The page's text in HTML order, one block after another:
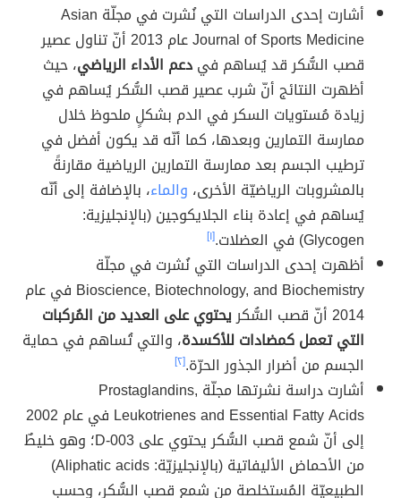
أشارت إحدى الدراسات التي نُشرت في مجلّة Asian
Journal of Sports Medicine عام 2013 أنّ تناول عصير
قصب السُّكر قد يُساهم فيدعم الأداء الرياضي، حيث
أظهرت النتائج أنّ شرب عصير قصب السُّكر يُساهم في
زيادة مُستويات السكر في الدم بشكلٍ ملحوظ خلال
ممارسة التمارين وبعدها، كما أنّه قد يكون أفضل في
ترطيب الجسم بعد ممارسة التمارين الرياضية مقارنةً
بالمشروبات الرياضيّة الأخرى، والماء، بالإضافة إلى أنّه
يُساهم في إعادة بناء الجلايكوجين (بالإنجليزية:
Glycogen) في العضلات.
[١]
أظهرت إحدى الدراسات التي نُشرت في مجلّة
Bioscience, Biotechnology, and Biochemistry في عام
2014 أنّ قصب السُّكر
يحتوي على العديد من المُركبات
التي تعمل كمضادات للأكسدة، والتي تُساهم في حماية
الجسم من أضرار الجذور الحرّة.[٢]
أشارت دراسة نشرتها مجلّة Prostaglandins,
Leukotrienes and Essential Fatty Acids في عام 2002
إلى أنّ شمع قصب السُّكر يحتوي على D-003؛ وهو خليطٌ
من الأحماض الأليفاتية (بالإنجليزيّة: Aliphatic acids)
الطبيعيّة المُستخلصة من شمع قصب السُّكر، وحسب